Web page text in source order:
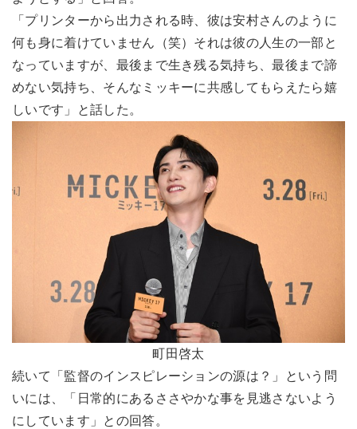
「プリンターから出力される時、彼は安村さんのように
何も身に着けていません（笑）それは彼の人生の一部と
なっていますが、最後まで生き残る気持ち、最後まで諦
めない気持ち、そんなミッキーに共感してもらえたら嬉
しいです」と話した。
町田啓太
続いて「監督のインスピレーションの源は？」という問
いには、「日常的にあるささやかな事を見逃さないよう
にしています」との回答。